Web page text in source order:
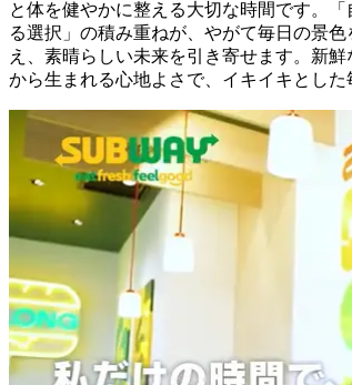
と体を健やかに整える大切な時間です。「
る選択」の積み重ねが、やがて毎日の景色
え、素晴らしい未来を引き寄せます。新鮮
から生まれる心地よさで、イキイキとした